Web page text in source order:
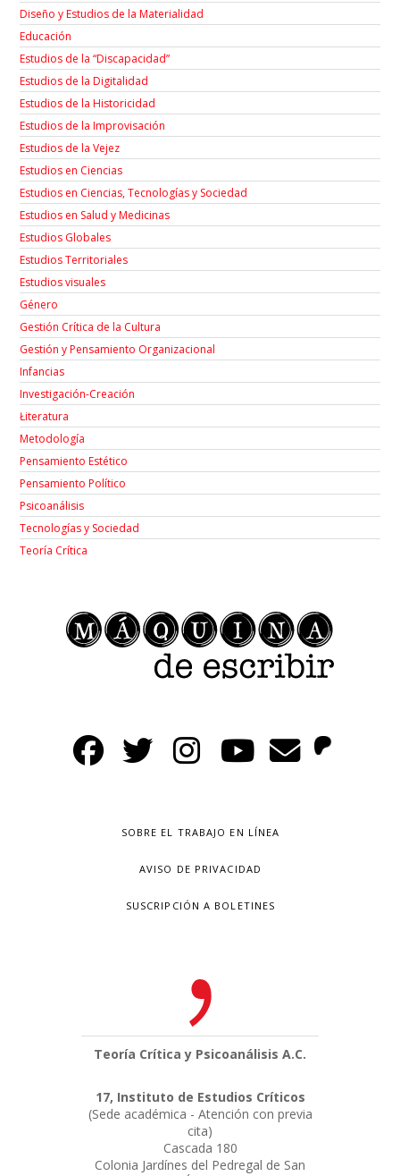
Diseño y Estudios de la Materialidad
Educación
Estudios de la “Discapacidad”
Estudios de la Digitalidad
Estudios de la Historicidad
Estudios de la Improvisación
Estudios de la Vejez
Estudios en Ciencias
Estudios en Ciencias, Tecnologías y Sociedad
Estudios en Salud y Medicinas
Estudios Globales
Estudios Territoriales
Estudios visuales
Género
Gestión Crítica de la Cultura
Gestión y Pensamiento Organizacional
Infancias
Investigación-Creación
Łiteratura
Metodología
Pensamiento Estético
Pensamiento Político
Psicoanálisis
Tecnologías y Sociedad
Teoría Crítica
SOBRE EL TRABAJO EN LÍNEA
AVISO DE PRIVACIDAD
SUSCRIPCIÓN A BOLETINES
Teoría Crítica y Psicoanálisis A.C.
17, Instituto de Estudios Críticos
(Sede académica - Atención con previa
cita)
Cascada 180
Colonia Jardínes del Pedregal de San